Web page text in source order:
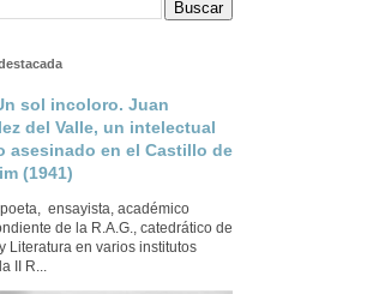
sol incoloro. Juan
del Valle, un intelectual
asesinado en el Castillo de
(1941)
poeta, ensayista, académico
de la R.A.G., catedrático de
Literatura en varios institutos
II R...